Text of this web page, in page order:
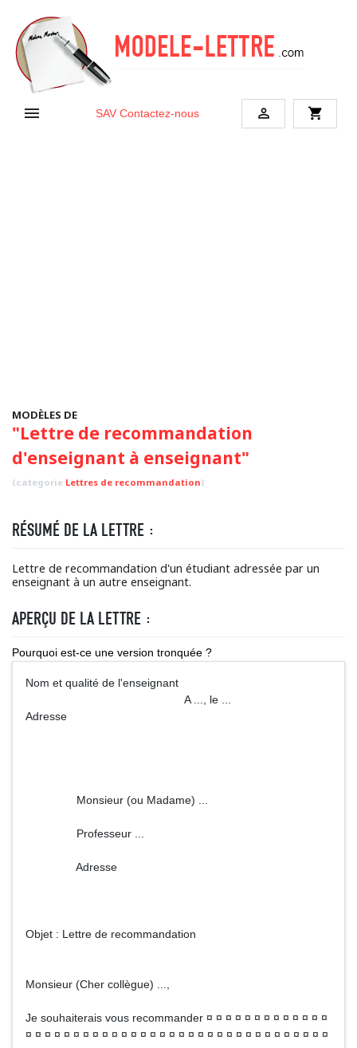
 SAV Contactez-nous  shopping_cart
MODÈLES DE
"Lettre de recommandation
d'enseignant à enseignant"
(categorie Lettres de recommandation)
RÉSUMÉ DE LA LETTRE :
Lettre de recommandation d'un étudiant adressée par un
enseignant à un autre enseignant.
APERÇU DE LA LETTRE :
Pourquoi est-ce une version tronquée ?
Nom et qualité de l'enseignant
A ..., le ...
Adresse
Monsieur (ou Madame) ...
Professeur ...
Adresse
Objet : Lettre de recommandation
Monsieur (Cher collègue) ...,
Je souhaiterais vous recommander ¤ ¤ ¤ ¤ ¤ ¤ ¤ ¤ ¤ ¤ ¤ ¤ ¤
¤ ¤ ¤ ¤ ¤ ¤ ¤ ¤ ¤ ¤ ¤ ¤ ¤ ¤ ¤ ¤ ¤ ¤ ¤ ¤ ¤ ¤ ¤ ¤ ¤ ¤ ¤ ¤ ¤ ¤ ¤ ¤